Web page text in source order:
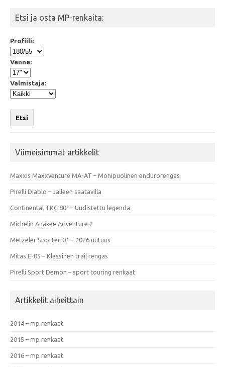
Etsi ja osta MP-renkaita:
Profiili:
Vanne:
Valmistaja:
Etsi
Viimeisimmät artikkelit
Maxxis Maxxventure MA-AT – Monipuolinen endurorengas
Pirelli Diablo – Jälleen saatavilla
Continental TKC 80² – Uudistettu legenda
Michelin Anakee Adventure 2
Metzeler Sportec 01 – 2026 uutuus
Mitas E-05 – Klassinen trail rengas
Pirelli Sport Demon – sport touring renkaat
Artikkelit aiheittain
2014 – mp renkaat
2015 – mp renkaat
2016 – mp renkaat